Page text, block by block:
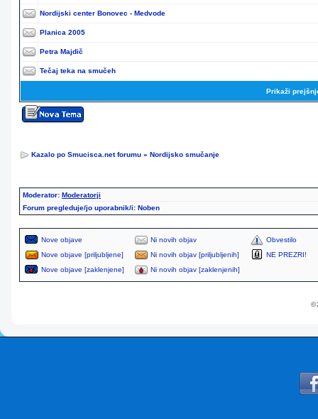
Nordijski center Bonovec - Medvode
Planica 2005
Petra Majdič
Tečaj teka na smučeh
Prikaži
Kazalo po Smucisca.net forumu » Nordijsko smučanje
Moderator: Moderatorji
Forum pregleduje/jo uporabnik/i: Noben
Nove objave Ni novih objav
Obvestilo
Nove objave [priljubljene]
Ni novih objav [priljubljenih]
NE PREZRI!
Nove objave [zaklenjene]
Ni novih objav [zaklenjenih]
©